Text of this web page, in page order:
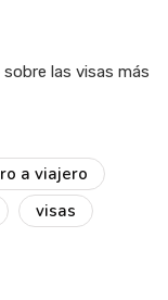
las visas más
a viajero
visas